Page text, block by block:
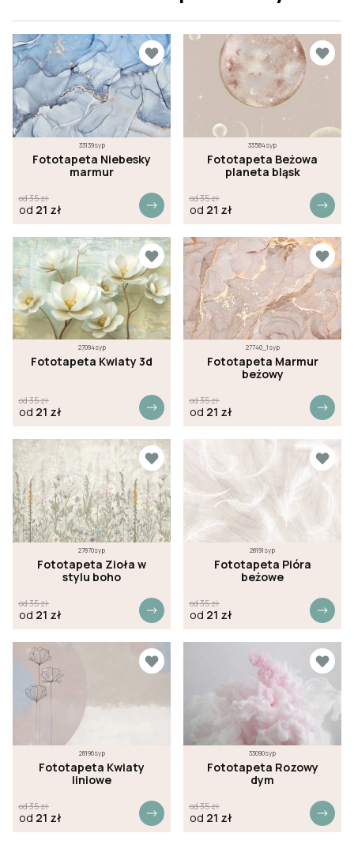
33139syp
Fototapeta Niebesky
marmur
od35zł
od 21 zł
33584syp
Fototapeta Beżowa
planeta bląsk
od35zł
od 21 zł
27094syp
Fototapeta Kwiaty 3d
od35zł
od 21 zł
27740_1syp
Fototapeta Marmur
beżowy
od35zł
od 21 zł
27870syp
Fototapeta Zioła w
stylu boho
od35zł
od 21 zł
28191syp
Fototapeta Pióra
beżowe
od35zł
od 21 zł
28196syp
Fototapeta Kwiaty
liniowe
od35zł
od 21 zł
33090syp
Fototapeta Rozowy
dym
od35zł
od 21 zł